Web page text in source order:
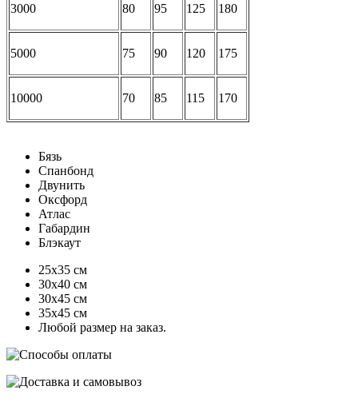
3000 80 95 125 180
5000 75 90 120 175
10000 70 85 115 170
Бязь
Спанбонд
Двунить
Оксфорд
Атлас
Габардин
Блэкаут
25х35 см
30х40 см
30х45 см
35х45 см
Любой размер на заказ.